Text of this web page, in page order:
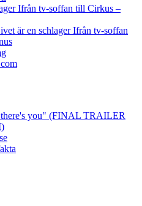
Ifrån tv-soffan till Cirkus –
är en schlager Ifrån tv-soffan
you" (FINAL TRAILER